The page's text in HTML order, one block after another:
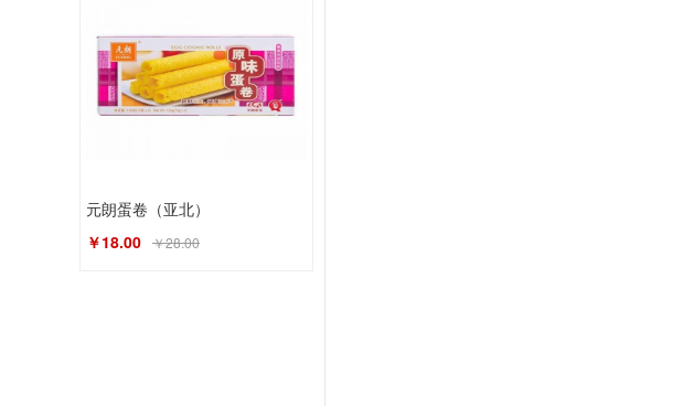
元朗蛋卷（亚北）
￥18.00 ￥28.00